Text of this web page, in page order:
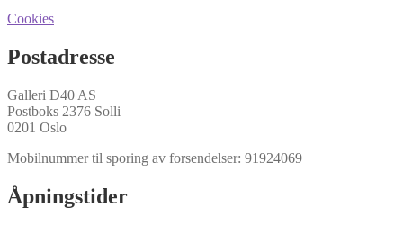
Cookies
Postadresse
Galleri D40 AS
Postboks 2376 Solli
0201 Oslo
Mobilnummer til sporing av forsendelser: 91924069
Åpningstider